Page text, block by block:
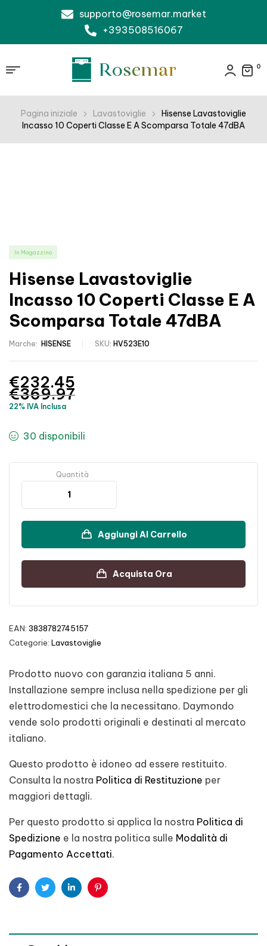
supporto@rosemar.market
+393508516067
0
Pagina iniziale Lavastoviglie
Hisense Lavastoviglie
Incasso 10 Coperti Classe E A Scomparsa Totale 47dBA
In Magazzino
Hisense Lavastoviglie
Incasso 10 Coperti Classe E A
Scomparsa Totale 47dBA
Marche: HISENSE SKU: HV523E10
€369.97
€232.45
22% IVA Inclusa
30 disponibili
Quantità
Aggiungi Al Carrello
Acquista Ora
EAN: 3838782745157
Categorie: Lavastoviglie
Prodotto nuovo con garanzia italiana 5 anni.
Installazione sempre inclusa nella spedizione per gli
elettrodomestici che la necessitano. Daymondo
vende solo prodotti originali e destinati al mercato
italiano.
Questo prodotto è idoneo ad essere restituito.
Consulta la nostra Politica di Restituzione per
maggiori dettagli.
Per questo prodotto si applica la nostra Politica di
Spedizione e la nostra politica sulle Modalità di
Pagamento Accettati.
FacebookTwitterLinkedinPinterest